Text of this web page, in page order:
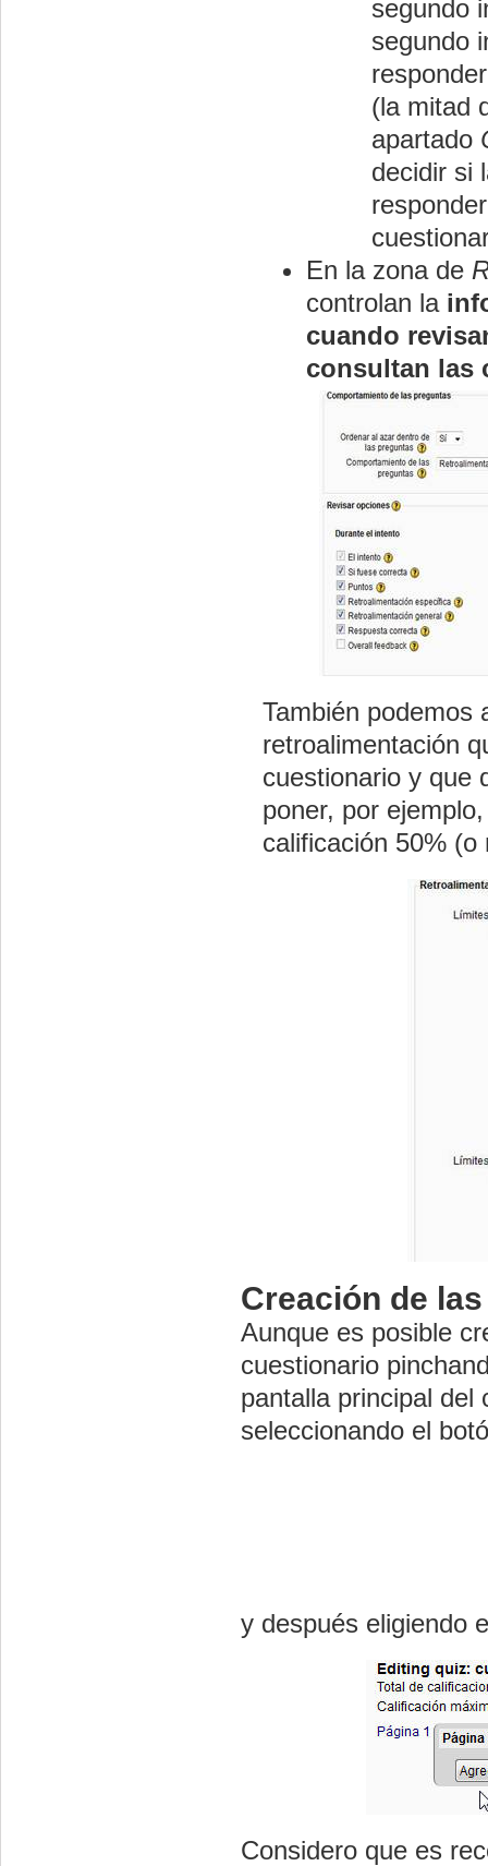
segundo
segundo
(la mitad
apartado
decidir si
En la zona de
controlan la
cuando
consultan las
También podemos
retroalimentación
cuestionario y que
poner, por
calificación 50% (o
Creación de
Aunque es posible
cuestionario
pantalla principal del
seleccionando el
y después eligiendo
Considero que es